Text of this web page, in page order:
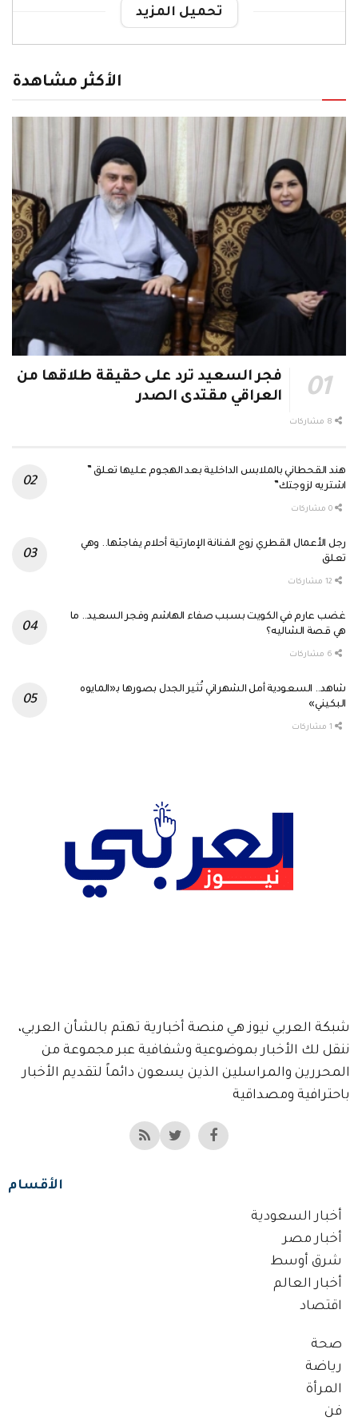
تحميل المزيد
الأكثر مشاهدة
فجر السعيد ترد على حقيقة طلاقها من
العراقي مقتدى الصدر
هند القحطاني بالملابس الداخلية بعد الهجوم عليها تعلق ”
اشتريه لزوجتك”
رجل الأعمال القطري زوج الفنانة الإمارتية أحلام يفاجئها.. وهي
تعلق
غضب عارم في الكويت بسبب صفاء الهاشم وفجر السعيد.. ما
هي قصة الشاليه؟
شاهد.. السعودية أمل الشهراني تُثير الجدل بصورها بـ«المايوه
البكيني»
شبكة العربي نيوز هي منصة أخبارية تهتم بالشأن العربي،
ننقل لك الأخبار بموضوعية وشفافية عبر مجموعة من
المحررين والمراسلين الذين يسعون دائماً لتقديم الأخبار
باحترافية ومصداقية
الأقسام
أخبار السعودية
أخبار مصر
شرق أوسط
أخبار العالم
اقتصاد
صحة
رياضة
المرأة
فن